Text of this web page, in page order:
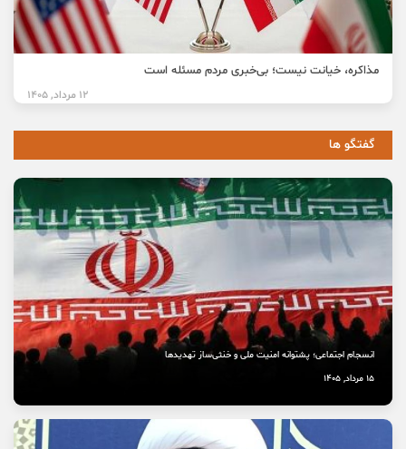
مذاکره، خیانت نیست؛ بی‌خبری مردم مسئله است
12 مرداد, 1405
گفتگو ها
انسجام اجتماعی؛ پشتوانه امنیت ملی و خنثی‌ساز تهدیدها
15 مرداد, 1405